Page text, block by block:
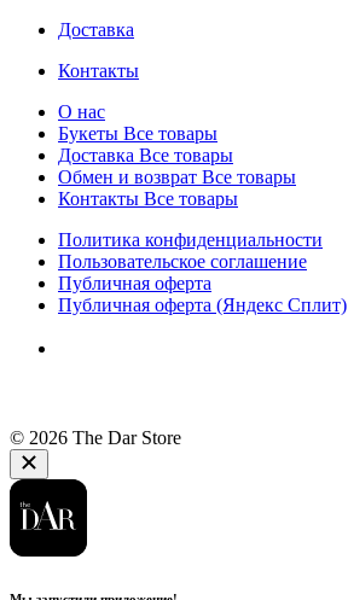
Доставка
Контакты
О нас
Букеты Все товары
Доставка Все товары
Обмен и возврат Все товары
Контакты Все товары
Политика конфиденциальности
Пользовательское соглашение
Публичная оферта
Публичная оферта (Яндекс Сплит)
© 2026 The Dar Store